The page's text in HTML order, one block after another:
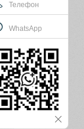
Телефон
WhatsApp